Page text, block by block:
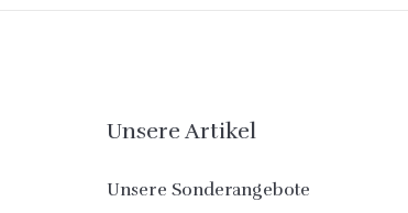
Unsere Artikel
Unsere Sonderangebote